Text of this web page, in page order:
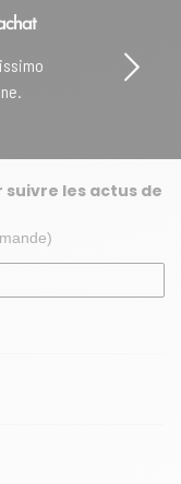
les actus de